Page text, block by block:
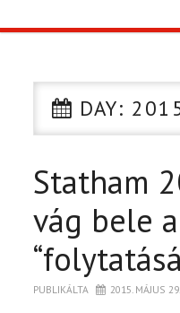
CIKK
PÓLÓ RENDELÉS
DAY:
Statham
vág bele
PUBLIKÁLTA 2015. MÁJUS 29.